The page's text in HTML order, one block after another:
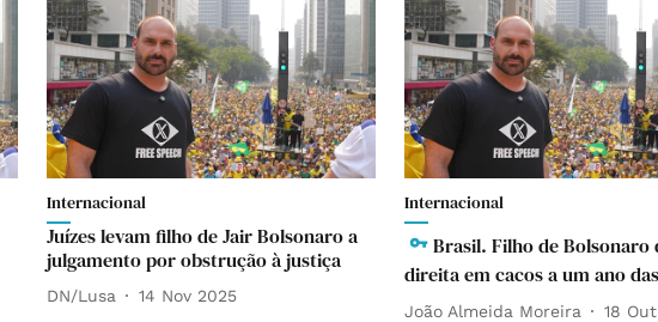
Internacional
Juízes levam filho de Jair Bolsonaro a
julgamento por obstrução à justiça
DN/Lusa 14 Nov 2025
Internacional
Brasil. Filho de Bolsonaro
direita em cacos a um ano
João Almeida Moreira 18